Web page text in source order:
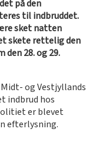
på den
til indbruddet.
sket natten
skete rettelig den
28. og 29.
og Vestjyllands
indbrud hos
er blevet
efterlysning.